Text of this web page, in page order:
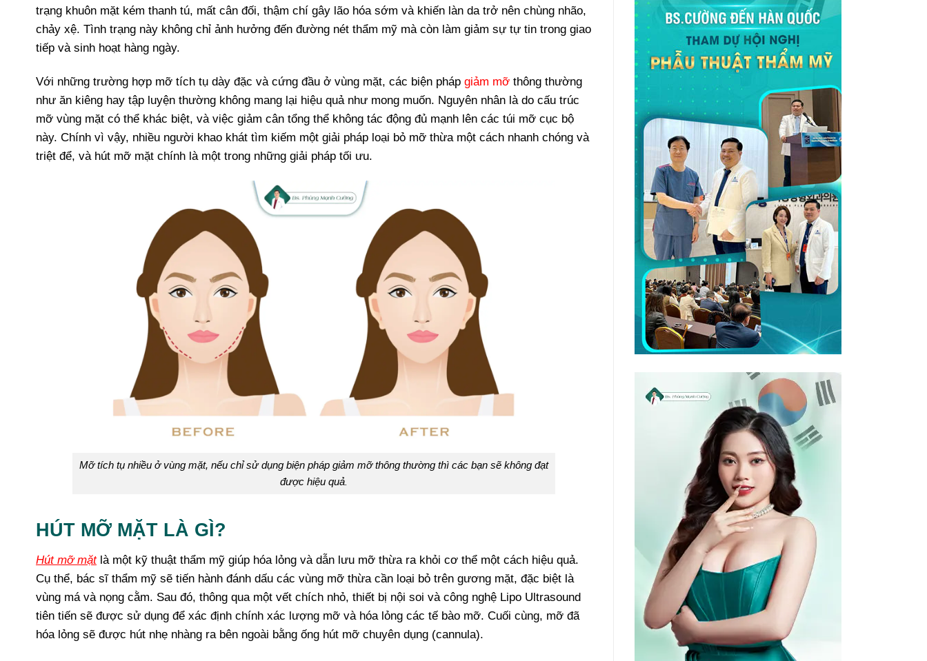
trạng khuôn mặt kém thanh tú, mất cân đối, thậm chí gây lão hóa sớm và khiến làn da trở nên chùng nhão,
chảy xệ. Tình trạng này không chỉ ảnh hưởng đến đường nét thẩm mỹ mà còn làm giảm sự tự tin trong giao
tiếp và sinh hoạt hàng ngày.
Với những trường hợp mỡ tích tụ dày đặc và cứng đầu ở vùng mặt, các biện pháp giảm mỡ thông thường
như ăn kiêng hay tập luyện thường không mang lại hiệu quả như mong muốn. Nguyên nhân là do cấu trúc
mỡ vùng mặt có thể khác biệt, và việc giảm cân tổng thể không tác động đủ mạnh lên các túi mỡ cục bộ
này. Chính vì vậy, nhiều người khao khát tìm kiếm một giải pháp loại bỏ mỡ thừa một cách nhanh chóng và
triệt để, và hút mỡ mặt chính là một trong những giải pháp tối ưu.
Mỡ tích tụ nhiều ở vùng mặt, nếu chỉ sử dụng biện pháp giảm mỡ thông thường thì các bạn sẽ không đạt
được hiệu quả
HÚT MỠ MẶT LÀ GÌ?
Hút mỡ mặtl à một kỹ thuật thẩm mỹ giúp hóa lỏng và dẫn lưu mỡ thừa ra khỏi cơ thể một cách hiệu quả.
Cụ thể, bác sĩ thẩm mỹ sẽ tiến hành đánh dấu các vùng mỡ thừa cần loại bỏ trên gương mặt, đặc biệt là
vùng má và nọng cằm. Sau đó, thông qua một vết chích nhỏ, thiết bị nội soi và công nghệ Lipo Ultrasound
tiên tiến sẽ được sử dụng để xác định chính xác lượng mỡ và hóa lỏng các tế bào mỡ. Cuối cùng, mỡ đã
hóa lỏng sẽ được hút nhẹ nhàng ra bên ngoài bằng ống hút mỡ chuyên dụng (cannula).